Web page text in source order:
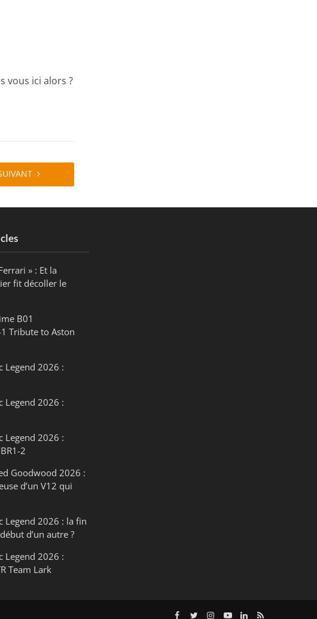
vous ici alors ?
» : Et la
fit décoller le
B01
Tribute to Aston
Legend 2026 :
Legend 2026 :
Legend 2026 :
2
Goodwood 2026 :
d’un V12 qui
Legend 2026 : la fin
d’un autre ?
Legend 2026 :
Team Lark